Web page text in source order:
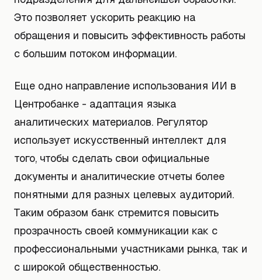
Это позволяет ускорить реакцию на
обращения и повысить эффективность работы
с большим потоком информации.
Еще одно направление использования ИИ в
Центробанке - адаптация языка
аналитических материалов. Регулятор
использует искусственный интеллект для
того, чтобы сделать свои официальные
документы и аналитические отчеты более
понятными для разных целевых аудиторий.
Таким образом банк стремится повысить
прозрачность своей коммуникации как с
профессиональными участниками рынка, так и
с широкой общественностью.